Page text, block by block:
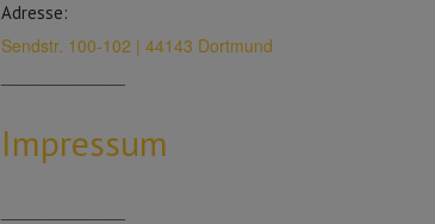
Adresse:
Sendstr. 100-102 | 44143 Dortmund
Impressum